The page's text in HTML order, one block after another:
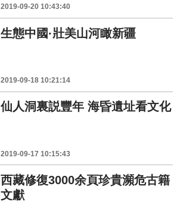
2019-09-20 10:43:40
生態中國·壯美山河瞰新疆
2019-09-18 10:21:14
仙人洞裏説豐年 海昏遺址看文化
2019-09-17 10:15:43
西藏修復3000余頁珍貴瀕危古籍
文獻